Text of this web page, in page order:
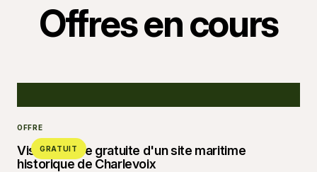
Offres en cours
OFFRE
Visite guidée gratuite d'un site maritime
historique de Charlevoix
GRATUIT